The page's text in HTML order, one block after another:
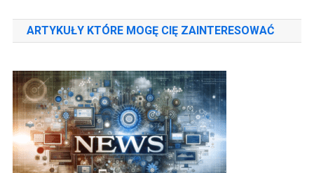
wpisu
ARTYKUŁY KTÓRE MOGĘ CIĘ ZAINTERESOWAĆ